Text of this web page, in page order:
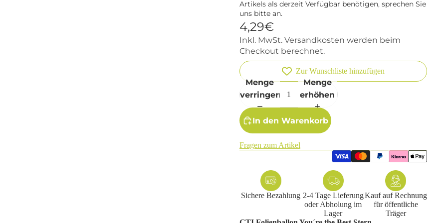
loon
Artikels als derzeit Verfügbar benötigen, sprechen Sie
uns bitte an.
4,29€
Inkl. MwSt. Versandkosten werden beim
Checkout berechnet.
Zur Wunschliste hinzufügen
Menge
verringern
Menge
erhöhen
In den Warenkorb
Fragen zum Artikel
Sichere Bezahlung 2-4 Tage Lieferung
oder Abholung im
Lager
Kauf auf Rechnung
für öffentliche
Träger